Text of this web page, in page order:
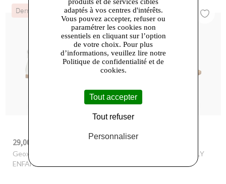
Dernières Chances
29,00 €
Geox
ENFANT
Dernières Chances
29,00 €
- J SANDAL KARLY
adaptés à vos centres d'intérêts.
Vous pouvez accepter, refuser ou
paramétrer les cookies non
essentiels en cliquant sur l’option
de votre choix. Pour plus
d’informations, veuillez lire notre
Politique de confidentialité et de
cookies.
Tout accepter
Tout refuser
Personnaliser